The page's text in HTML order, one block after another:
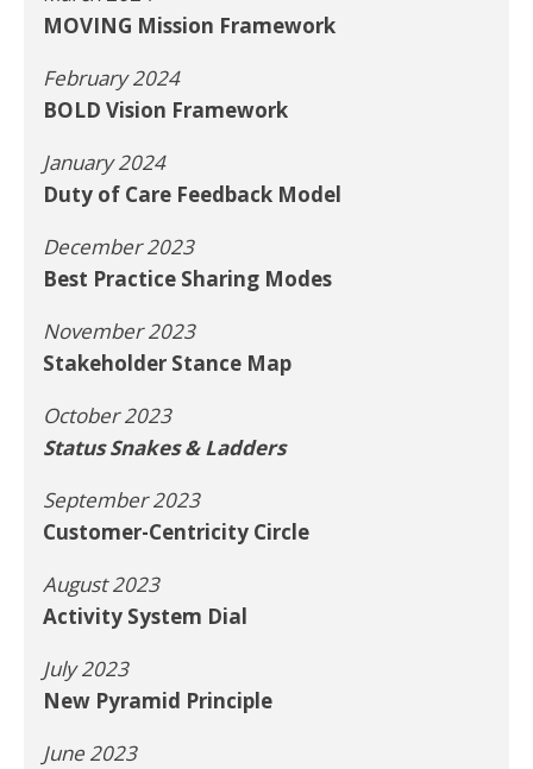
MOVING Mission Framework
February 2024
BOLD Vision Framework
January 2024
Duty of Care Feedback Model
December 2023
Best Practice Sharing Modes
November 2023
Stakeholder Stance Map
October 2023
Status Snakes & Ladders
September 2023
Customer-Centricity Circle
August 2023
Activity System Dial
July 2023
New Pyramid Principle
June 2023